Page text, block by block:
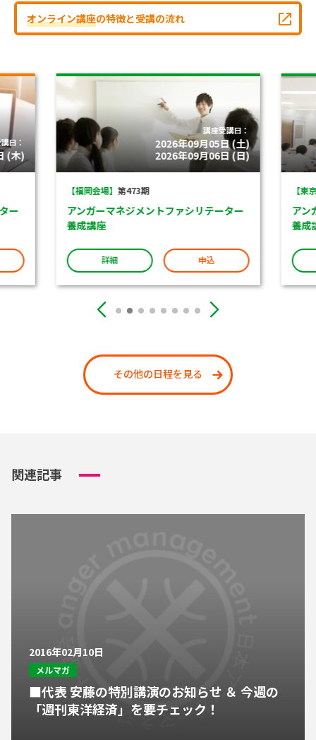
オンライン講座の特徴と受講の流れ
日：
(木)
ー
講座受講日：
2026年09月05日 (土)
2026年09月06日 (日)
【福岡会場】 第473期
アンガーマネジメントファシリテーター
養成講座
詳細 申込
【東
アン
養成
その他の日程を見る
関連記事
2016年02月10日
メルマガ
■代表 安藤の特別講演のお知らせ ＆ 今週の
「週刊東洋経済」を要チェック！